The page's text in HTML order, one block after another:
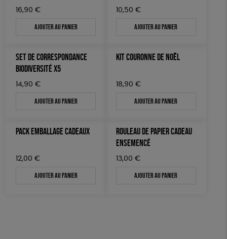
16,90 €
Ajouter au panier
10,50 €
Ajouter au panier
SET DE CORRESPONDANCE
BIODIVERSITÉ X5
14,90 €
Ajouter au panier
KIT COURONNE DE NOËL
18,90 €
Ajouter au panier
PACK EMBALLAGE CADEAUX
12,00 €
Ajouter au panier
ROULEAU DE PAPIER CADEAU
ENSEMENCÉ
13,00 €
Ajouter au panier